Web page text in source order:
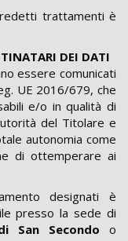
trattamenti è
DEI DATI
essere comunicati
UE 2016/679, che
e/o in qualità di
del Titolare e
autonomia come
di ottemperare ai
designati è
presso la sede di
San Secondo o